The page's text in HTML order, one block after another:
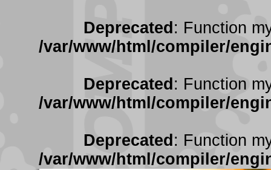
Deprecated : Function
/var/www/html/compiler/
Deprecated : Function
/var/www/html/compiler/
Deprecated : Function
/var/www/html/compiler/